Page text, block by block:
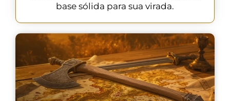
base sólida para sua virada.